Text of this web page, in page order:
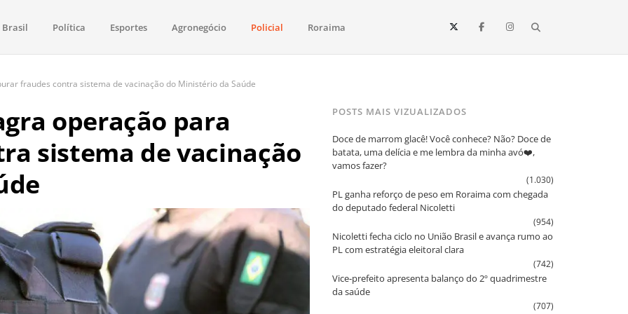
saúde, esportes, economia e os principais acontecimentos de Boa Vista e todo o estado de Roraima. Fique sempre informado
Brasil Política Esportes Agronegócio Policial Roraima
fraudes contra sistema de vacinação do Ministério da Saúde
operação para
sistema de vacinação
POSTS MAIS VIZUALIZADOS
Doce de marrom glacê! Você conhece? Não? Doce de
batata, uma delícia e me lembra da minha avó❤️,
vamos fazer?
(1.030)
PL ganha reforço de peso em Roraima com chegada
do deputado federal Nicoletti
(954)
Nicoletti fecha ciclo no União Brasil e avança rumo ao
PL com estratégia eleitoral clara
(742)
Vice‑prefeito apresenta balanço do 2º quadrimestre
da saúde
(707)